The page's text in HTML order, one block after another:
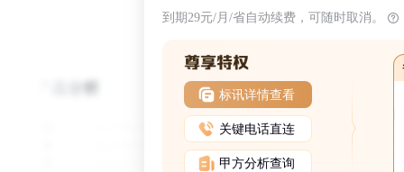
到期29元/月/省自动续费，可随时取消。
标讯详情查看
关键电话直连
甲方分析查询